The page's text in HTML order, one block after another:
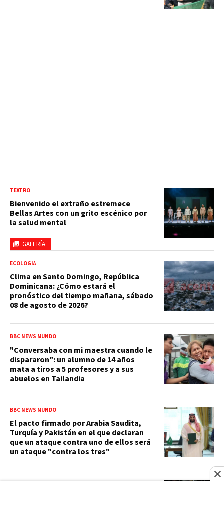
GALERÍA
TEATRO
Bienvenido el extraño estremece
Bellas Artes con un grito escénico por
la salud mental
ECOLOGÍA
Clima en Santo Domingo, República
Dominicana: ¿Cómo estará el
pronóstico del tiempo mañana, sábado
08 de agosto de 2026?
BBC NEWS MUNDO
"Conversaba con mi maestra cuando le
dispararon": un alumno de 14 años
mata a tiros a 5 profesores y a sus
abuelos en Tailandia
BBC NEWS MUNDO
El pacto firmado por Arabia Saudita,
Turquía y Pakistán en el que declaran
que un ataque contra uno de ellos será
un ataque "contra los tres"